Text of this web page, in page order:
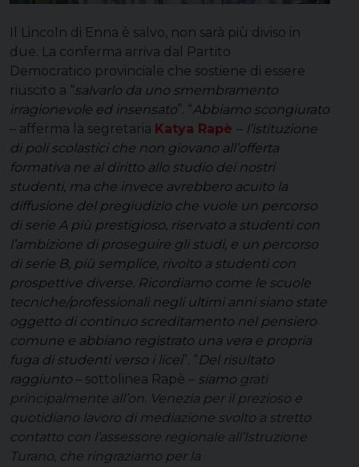
Il Lincoln di Enna è salvo, non sarà più diviso in
due. La conferma arriva dal Partito
Democratico provinciale che sostiene di essere
riuscito a “salvarlo da uno smembramento
irragionevole ed insensato”. “Abbiamo scongiurato
– afferma la segretaria Katya Rapè – l’istituzione
di poli scolastici che non giovano all’offerta
formativa ne al diritto allo studio dei nostri
studenti, ma che invece avrebbero acuito la
diffusione del pregiudizio che vuole un percorso
di serie A più prestigioso, riservato a studenti con
l’ambizione di proseguire gli studi, e un percorso
di serie B, più semplice, rivolto a studenti con
prospettive diverse. Ricordiamo come le scuole
tecniche/professionali negli ultimi anni siano state
oggetto di continuo screditamento nel pensiero
comune e abbiano registrato una vera e propria
fuga di studenti verso i licei”. “Del risultato
raggiunto – sottolinea Rapè – siamo grati
principalmente all’on. Venezia per il prezioso e
quotidiano lavoro di mediazione svolto a stretto
contatto con l’assessore regionale all’Istruzione
Turano, che ringraziamo per la